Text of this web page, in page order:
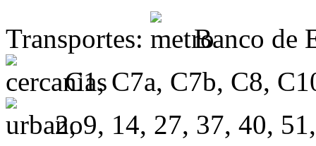
Transportes:
Banco de
C1, C7a, C7b, C8,
2, 9, 14, 27, 37, 40,